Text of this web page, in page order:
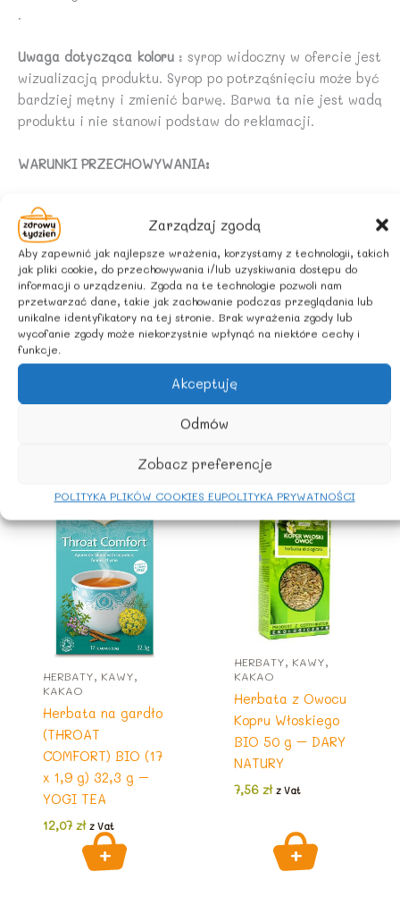
Zarządzaj zgodą
Aby zapewnić jak najlepsze wrażenia, korzystamy z technologii, takich
jak pliki cookie, do przechowywania i/lub uzyskiwania dostępu do
informacji o urządzeniu. Zgoda na te technologie pozwoli nam
przetwarzać dane, takie jak zachowanie podczas przeglądania lub
unikalne identyfikatory na tej stronie. Brak wyrażenia zgody lub
wycofanie zgody może niekorzystnie wpłynąć na niektóre cechy i
funkcje.
Akceptuję
Odmów
Zobacz preferencje
POLITYKA PLIKÓW COOKIES EUPOLITYKA PRYWATNOŚCI
.
Uwaga dotycząca koloru : syrop widoczny w ofercie jest
wizualizacją produktu. Syrop po potrząśnięciu może być
bardziej mętny i zmienić barwę. Barwa ta nie jest wadą
produktu i nie stanowi podstaw do reklamacji.
WARUNKI PRZECHOWYWANIA:
Przechowywać w suchym i chłodnym miejscu. Chronić
przed działaniem promieni słonecznych. Przed
otwarciem wstrząsnąć. Po otwarciu przechowywać w
lodówce i spożyć w ciągu 21dni.
W syropie może powstać naturalny osad.
Sposób przygotowania napoju:
Podobne produkty
HERBATY, KAWY,
KAKAO
Herbata na gardło
(THROAT
COMFORT) BIO (17
x 1,9 g) 32,3 g –
YOGI TEA
12,07zł z Vat
HERBATY, KAWY,
KAKAO
Herbata z Owocu
Kopru Włoskiego
BIO 50 g – DARY
NATURY
7,56 zł z Vat